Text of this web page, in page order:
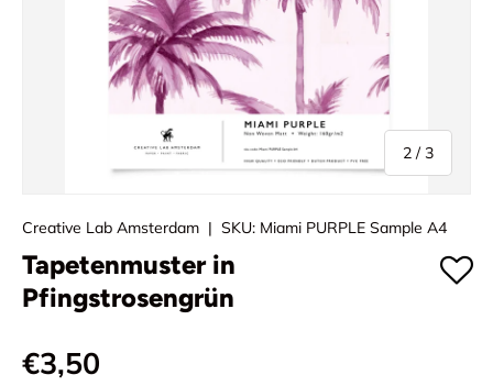
2 /von
3
Creative Lab Amsterdam | SKU: Miami PURPLE Sample A4
Tapetenmuster in
Pfingstrosengrün
€3,50